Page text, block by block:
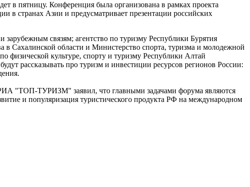
в пятницу. Конференция была организована в рамках проекта
в странах Азии и предусматривает презентации российских
связям; агентство по туризму Республики Бурятия
в Сахалинской области и Министерство спорта, туризма и молодежной
физической культуре, спорту и туризму Республики Алтай
рассказывать про туризм и инвестиции ресурсов регионов России:
РИА "ТОП-ТУРИЗМ" заявил, что главными задачами форума являются
и популяризация туристического продукта РФ на международном